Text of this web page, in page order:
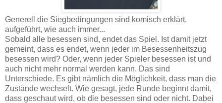
Generell die Siegbedingungen sind komisch erklärt,
aufgeführt, wie auch immer...
Sobald alle besessen sind, endet das Spiel. Ist damit jetzt
gemeint, dass es endet, wenn jeder im Besessenheitszug
besessen wird? Oder, wenn jeder Spieler besessen ist und
auch nicht mehr normal werden kann. Das sind
Unterschiede. Es gibt nämlich die Möglichkeit, dass man die
Zustände wechselt. Wie gesagt, jede Runde beginnt damit,
dass geschaut wird, ob die besessen sind oder nicht. Dabei